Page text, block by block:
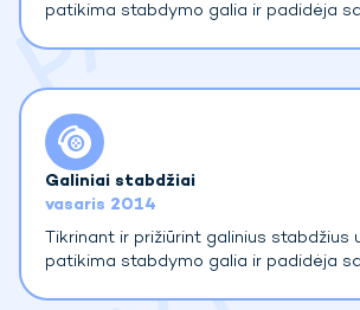
patikima stabdymo galia ir padidėja
Galiniai stabdžiai
vasaris 2014
Tikrinant ir prižiūrint galinius stabdžius
patikima stabdymo galia ir padidėja